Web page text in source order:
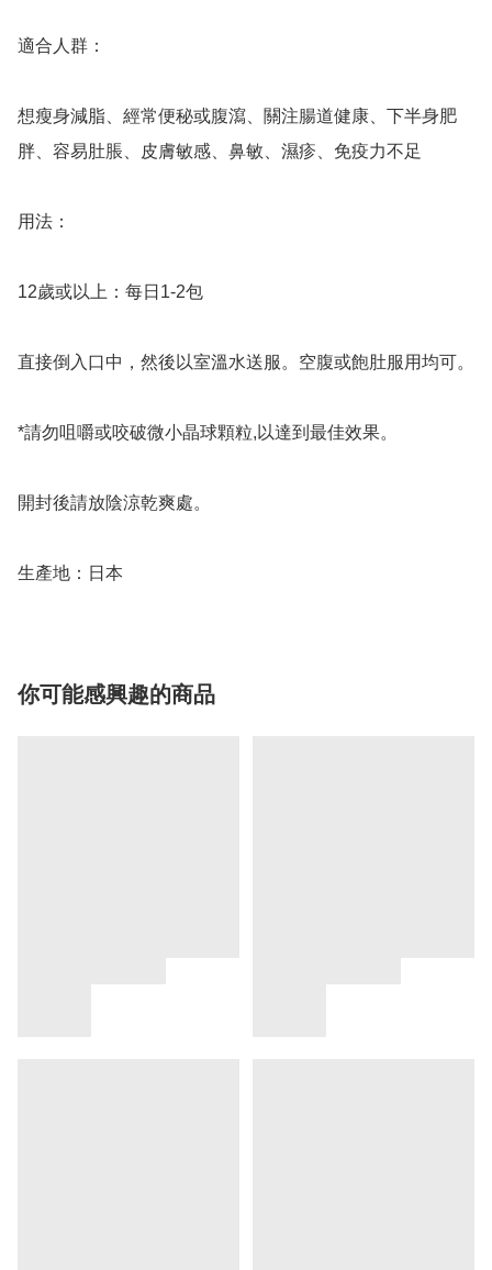
適合人群：
想瘦身減脂、經常便秘或腹瀉、關注腸道健康、下半身肥
胖、容易肚脹、皮膚敏感、鼻敏、濕疹、免疫力不足
用法：
12歲或以上：每日1-2包
直接倒入口中，然後以室溫水送服。空腹或飽肚服用均可。
*請勿咀嚼或咬破微小晶球顆粒,以達到最佳效果。
開封後請放陰涼乾爽處。
生產地：日本
你可能感興趣的商品